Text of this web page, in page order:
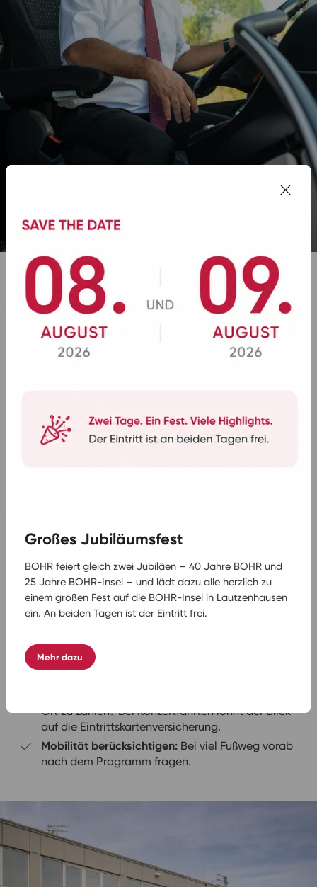
Wo steige ich bei BOHR ein?
zur Verfügung, u. a. Lautzenhausen (BOHR-Insel),
Mainz-Bretzenheim, Wiesbaden-Delkenheim, Bingen
konkreten Fahrt bedient wird, steht in der jeweiligen
Reisebeschreibung und in Ihren Unterlagen.
Frühzeitig buchen: Beliebte Termine – etwa zu
Weihnachtsmärkten oder Konzerten – sind
schnell ausgebucht.
Auf die Zustiegsstelle achten:Wählen Sie die
Wetter und Saison einplanen:
entfalten ihren Reiz nur zur passenden
Ort zu zahlen? Bei Konzertfahrten lohnt der Blick
auf die Eintrittskartenversicherung.
Mobilität berücksichtigen: Bei viel Fußweg vorab
nach dem Programm fragen.
Großes Jubiläumsfest
BOHR feiert gleich zwei Jubiläen – 40 Jahre BOHR und
25 Jahre BOHR-Insel – und lädt dazu alle herzlich zu
einem großen Fest auf die BOHR-Insel in Lautzenhausen
ein. An beiden Tagen ist der Eintritt frei.
Mehr dazu